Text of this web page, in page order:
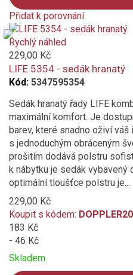
Přidat k porovnání
Product
is
added
to
compare
Rychlý náhled
229,00 Kč
LIFE 5354 - sedák hranatý
Kód: 5347595354
Sedák hranatý řady LIFE
maximální komfort. Je
barev, které snadno oživí
s jednoduchým obráceným
prošitím dodává polstru
k nábytku je sedák
optimální tloušťce polstru je...
229,00 Kč
Koupit s kódem: DOPPLER20
183 Kč
- 46 Kč
Skladem